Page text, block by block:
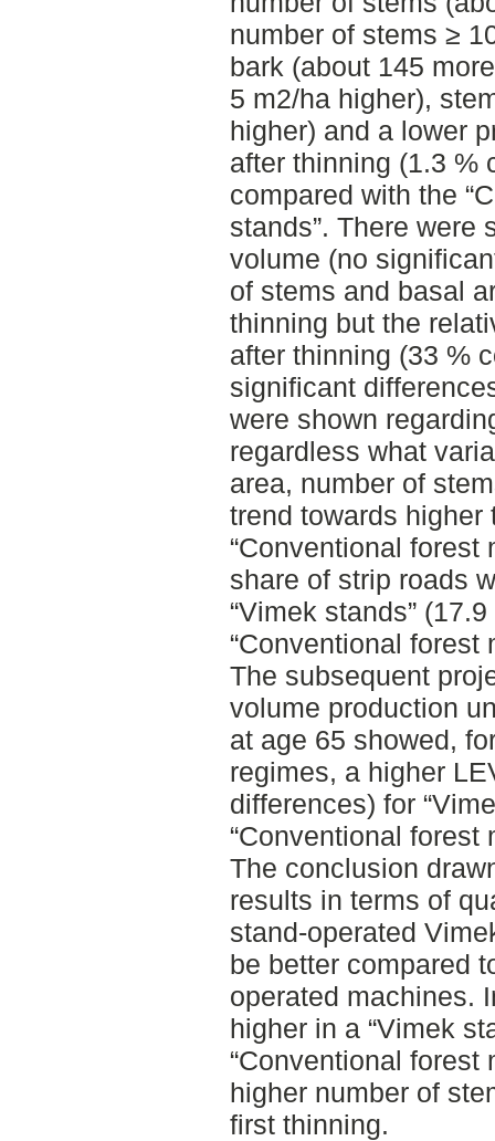
number of stems ≥
bark (about 145
5 m2/ha higher),
higher) and a lower
after thinning (1.3 %
compared with the
stands”. There were
volume (no
of stems and basal
thinning but the
after thinning (33 %
significant
were shown
regardless what
area, number of
trend towards
“Conventional forest
share of strip roads
“Vimek stands”
“Conventional forest
The subsequent
volume production
at age 65 showed,
regimes, a higher
differences) for
“Conventional forest
The conclusion
results in terms of
stand-operated
be better compared
operated machines.
higher in a “Vimek
“Conventional forest
higher number of
first thinning.